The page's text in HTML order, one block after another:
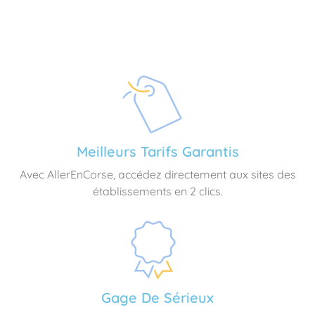
Meilleurs Tarifs Garantis
Avec AllerEnCorse, accédez directement aux sites des
établissements en 2 clics.
Gage De Sérieux